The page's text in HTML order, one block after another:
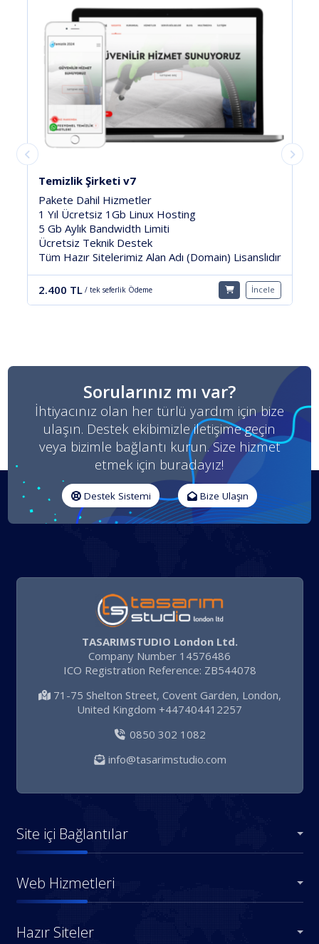
Eticaret Pro v2
%100 Açık Kaynak.
Pakete Dahil Hizmetler:
5 GB Linux Hosting.
10 Gb Aylık Bandwidth Limiti.
7/24 Ücretsiz Teknik Destek.
Sınırsız Domainde Kullanılabilirsiniz.
Satışını Yapabilirsiniz.
Sorularınız mı var?
İhtiyacınız olan her türlü yardım için bize
ulaşın. Destek ekibimizle iletişime geçin
veya bizimle bağlantı kurun. Size hizmet
etmek için buradayız!
Destek Sistemi Bize Ulaşın
TASARIMSTUDIO London Ltd.
Company Number 14576486
ICO Registration Reference: ZB544078
71-75 Shelton Street, Covent Garden, London,
United Kingdom +447404412257
0850 302 1082
info@tasarimstudio.com
Site içi Bağlantılar
Web Hizmetleri
Hazır Siteler